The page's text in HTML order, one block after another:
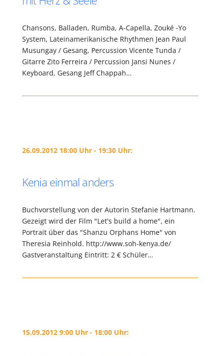
Chansons, Balladen, Rumba, A-Capella, Zouké -Yo
System, Lateinamerikanische Rhythmen Jean Paul
Musungay / Gesang, Percussion Vicente Tunda /
Gitarre Zito Ferreira / Percussion Jansi Nunes /
Keyboard, Gesang Jeff Chappah…
26.09.2012 18:00 Uhr - 19:30 Uhr:
Kenia einmal anders
Buchvorstellung von der Autorin Stefanie Hartmann.
Gezeigt wird der Film "Let's build a home", ein
Portrait über das "Shanzu Orphans Home" von
Theresia Reinhold. http://www.soh-kenya.de/
Gastveranstaltung Eintritt: 2 € Schüler…
15.09.2012 9:00 Uhr - 18:00 Uhr: